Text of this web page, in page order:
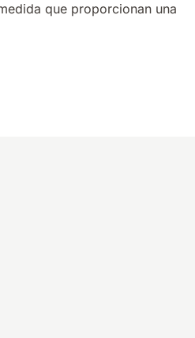
6075 m²/h
que proporcionan una